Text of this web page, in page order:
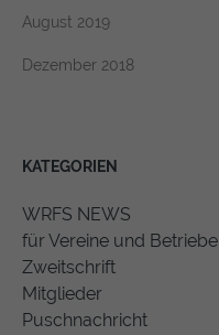
August 2019
Dezember 2018
KATEGORIEN
WRFS NEWS
für Vereine und Betriebe
Zweitschrift
Mitglieder
Puschnachricht